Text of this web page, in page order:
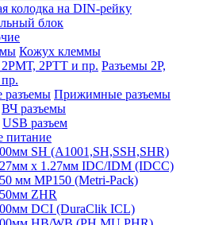
колодка на DIN-рейку
блок
Кожух клеммы
Разъемы 2Р,
Прижимные разъемы
ВЧ разъемы
USB разъем
питание
SH (A1001,SH,SSH,SHR)
x 1.27мм IDC/IDM (IDCC)
мм MP150 (Metri-Pack)
ZHR
DCI (DuraClik ICL)